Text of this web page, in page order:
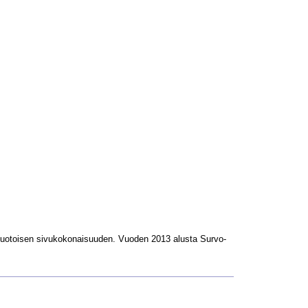
sivukokonaisuuden. Vuoden 2013 alusta Survo-